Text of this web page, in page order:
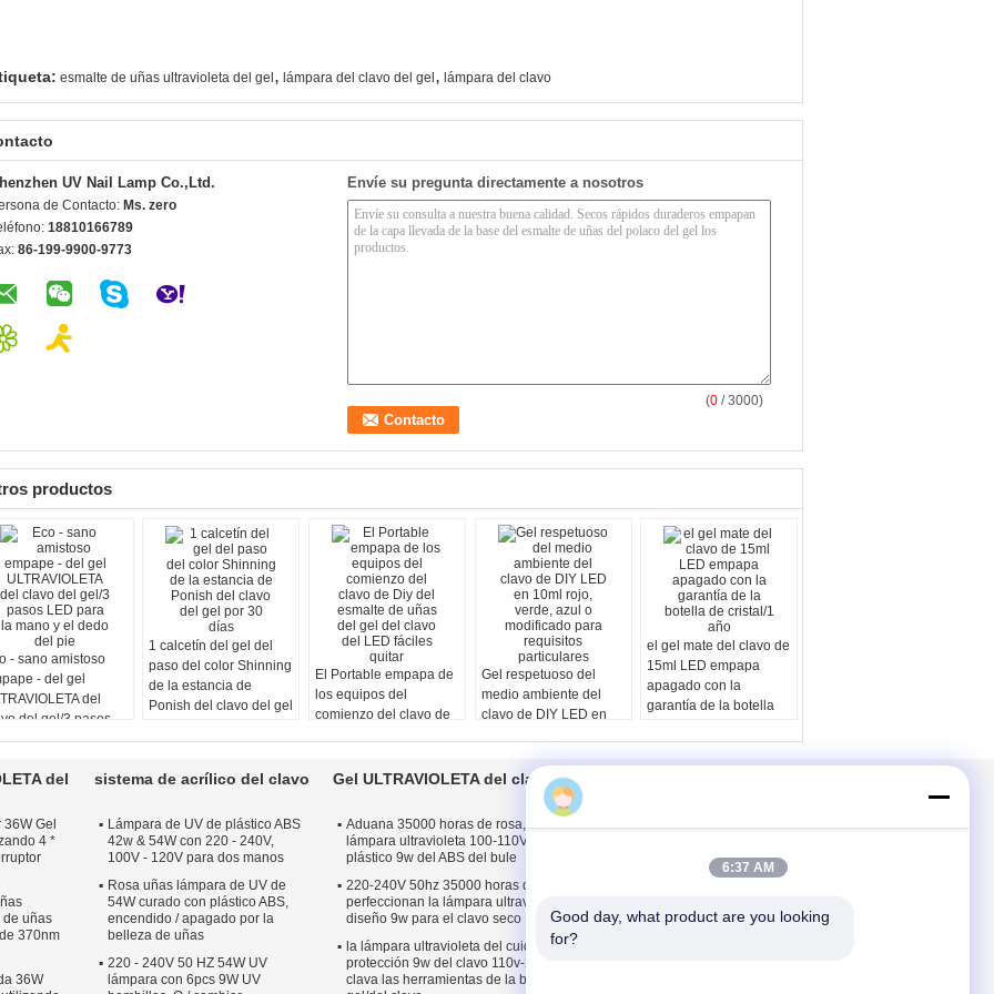
esmalte de uñas ultravioleta del gel, lámpara del clavo del gel, lámpara del clavo
UV Nail Lamp Co.,Ltd.
de Contacto: Ms. zero
18810166789
86-199-9900-9773
Envíe su pregunta directamente a nosotros
(0 / 3000)
productos
- sano amistoso
- del gel
del
del gel/3 pasos
para la mano y el
1 calcetín del gel del
paso del color Shinning
de la estancia de
Ponish del clavo del gel
El Portable empapa de
los equipos del
comienzo del clavo de
del LED fáciles quitar
Gel respetuoso del
medio ambiente del
clavo de DIY LED en
requisitos particulares
el gel mate del clavo de
15ml LED empapa
apagado con la
garantía de la botella
del
Gel
4 *
de uñas
370nm
36W
sistema de acrílico del clavo
Lámpara de UV de plástico ABS
42w & 54W con 220 - 240V,
100V - 120V para dos manos
Rosa uñas lámpara de UV de
54W curado con plástico ABS,
encendido / apagado por la
belleza de uñas
220 - 240V 50 HZ 54W UV
lámpara con 6pcs 9W UV
Gel ULTRAVIOLETA del clavo
Aduana 35000 horas de rosa, blanco,
lámpara ultravioleta 100-110V 60hz del
plástico 9w del ABS del bule
220-240V 50hz 35000 horas de ABS plástico
perfeccionan la lámpara ultravioleta del
diseño 9w para el clavo seco
la lámpara ultravioleta del cuidado y de la
protección 9w del clavo 110v-220v/la luz UV
clava las herramientas de la belleza del
Pida una cita
Sitemap
6:37 AM
Good day, what product are you looking
for?